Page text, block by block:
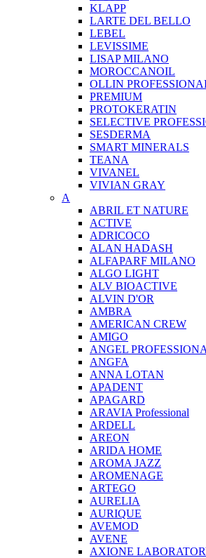
KLAPP
LARTE DEL BELLO
LEBEL
LEVISSIME
LISAP MILANO
MOROCCANOIL
OLLIN
PREMIUM
PROTOKERATIN
SELECTIVE
SESDERMA
SMART MINERALS
TEANA
VIVANEL
VIVIAN GRAY
A
ABRIL ET NATURE
ACTIVE
ADRICOCO
ALAN HADASH
ALFAPARF MILANO
ALGO LIGHT
ALV BIOACTIVE
ALVIN D'OR
AMBRA
AMERICAN CREW
AMIGO
ANGEL
ANGFA
ANNA LOTAN
APADENT
APAGARD
ARAVIA Professional
ARDELL
AREON
ARIDA HOME
AROMA JAZZ
AROMENAGE
ARTEGO
AURELIA
AURIQUE
AVEMOD
AVENE
AXIONE